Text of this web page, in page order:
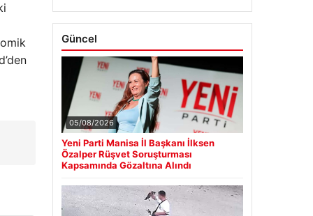
Güncel
05/08/2026
Yeni Parti Manisa İl Başkanı İlksen
Özalper Rüşvet Soruşturması
Kapsamında Gözaltına Alındı